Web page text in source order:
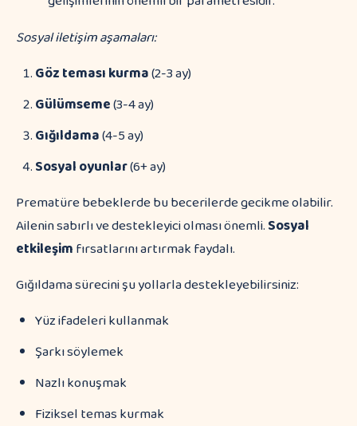
Sosyal iletişim aşamaları:
Göz teması kurma(2-3 ay)
Gülümseme(3-4 ay)
Gığıldama(4-5 ay)
Sosyal oyunlar(6+ ay)
Prematüre bebeklerde bu becerilerde gecikme olabilir.
Ailenin sabırlı ve destekleyici olması önemli.Sosyal
etkileşimfırsatlarını artırmak faydalı.
Gığıldama sürecini şu yollarla destekleyebilirsiniz:
Yüz ifadeleri kullanmak
Şarkı söylemek
Nazlı konuşmak
Fiziksel temas kurmak